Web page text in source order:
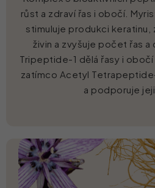
růst a zdraví řas i obočí.
stimuluje produkci
živin a zvyšuje počet řas
Tripeptide-1 dělá řasy i obočí
zatímco Acetyl
a podporuje